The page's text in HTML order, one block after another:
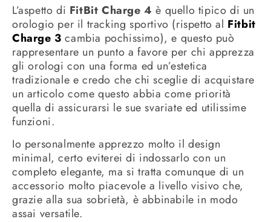
L’aspetto di FitBit Charge 4 è quello tipico di un
orologio per il tracking sportivo (rispetto al Fitbit
Charge 3 cambia pochissimo), e questo può
rappresentare un punto a favore per chi apprezza
gli orologi con una forma ed un’estetica
tradizionale e credo che chi sceglie di acquistare
un articolo come questo abbia come priorità
quella di assicurarsi le sue svariate ed utilissime
funzioni.
Io personalmente apprezzo molto il design
minimal, certo eviterei di indossarlo con un
completo elegante, ma si tratta comunque di un
accessorio molto piacevole a livello visivo che,
grazie alla sua sobrietà, è abbinabile in modo
assai versatile.